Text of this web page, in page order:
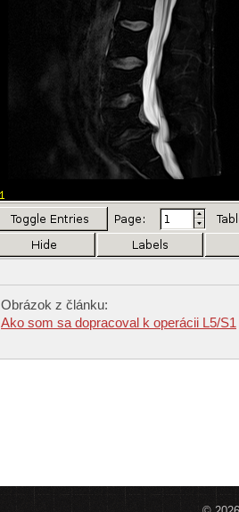
Obrázok z článku:
Ako som sa dopracoval k operácii L5/S1